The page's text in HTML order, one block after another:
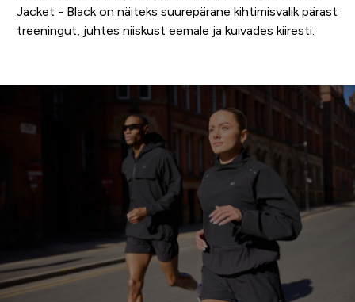
Jacket - Black on näiteks suurepärane kihtimisvalik pärast
treeningut, juhtes niiskust eemale ja kuivades kiiresti.